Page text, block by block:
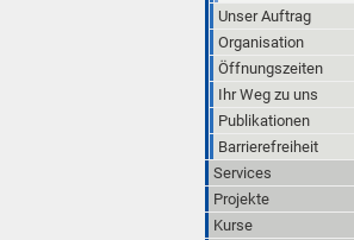
Unser Auftrag
Organisation
Öffnungszeiten
Ihr Weg zu uns
Publikationen
Barrierefreiheit
Services
Projekte
Kurse